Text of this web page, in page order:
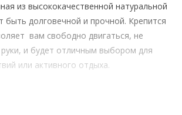
из высококачественной натуральной
долговечной и прочной. Крепится
вам свободно двигаться, не
и будет отличным выбором для
или активного отдыха.